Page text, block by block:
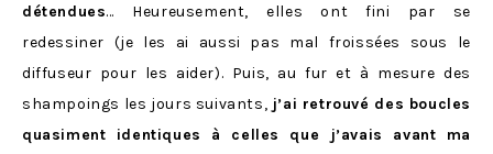
détendues… Heureusement, elles ont fini par se
redessiner (je les ai aussi pas mal froissées sous le
diffuseur pour les aider). Puis, au fur et à mesure des
shampoings les jours suivants, j’ai retrouvé des boucles
quasiment identiques à celles que j’avais avant ma